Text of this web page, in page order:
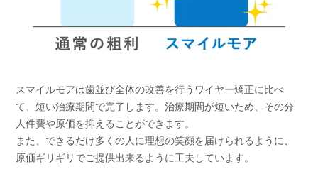
スマイルモアは歯並び全体の改善を行うワイヤー矯正に比べ
て、短い治療期間で完了します。治療期間が短いため、その分
人件費や原価を抑えることができます。
また、できるだけ多くの人に理想の笑顔を届けられるように、
原価ギリギリでご提供出来るように工夫しています。